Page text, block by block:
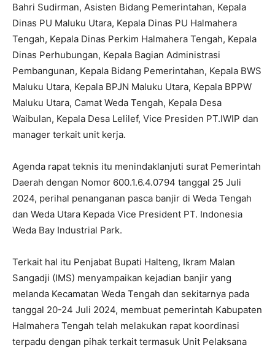
Bahri Sudirman, Asisten Bidang Pemerintahan, Kepala
Dinas PU Maluku Utara, Kepala Dinas PU Halmahera
Tengah, Kepala Dinas Perkim Halmahera Tengah, Kepala
Dinas Perhubungan, Kepala Bagian Administrasi
Pembangunan, Kepala Bidang Pemerintahan, Kepala BWS
Maluku Utara, Kepala BPJN Maluku Utara, Kepala BPPW
Maluku Utara, Camat Weda Tengah, Kepala Desa
Waibulan, Kepala Desa Lelilef, Vice Presiden PT.IWIP dan
manager terkait unit kerja.
Agenda rapat teknis itu menindaklanjuti surat Pemerintah
Daerah dengan Nomor 600.1.6.4.0794 tanggal 25 Juli
2024, perihal penanganan pasca banjir di Weda Tengah
dan Weda Utara Kepada Vice President PT. Indonesia
Weda Bay Industrial Park.
Terkait hal itu Penjabat Bupati Halteng, Ikram Malan
Sangadji (IMS) menyampaikan kejadian banjir yang
melanda Kecamatan Weda Tengah dan sekitarnya pada
tanggal 20-24 Juli 2024, membuat pemerintah Kabupaten
Halmahera Tengah telah melakukan rapat koordinasi
terpadu dengan pihak terkait termasuk Unit Pelaksana